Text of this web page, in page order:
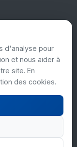
|
d'analyse pour
et nous aider à
site. En
des cookies.